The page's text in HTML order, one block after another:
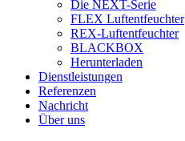
Die NEXT-Serie
FLEX Luftentfeuchter
REX-Luftentfeuchter
BLACKBOX
Herunterladen
Dienstleistungen
Referenzen
Nachricht
Über uns